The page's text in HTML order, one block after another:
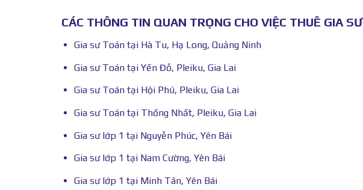
CÁC THÔNG TIN QUAN TRỌNG CHO VIỆC THUÊ GIA SƯ
Gia sư Toán tại Hà Tu, Hạ Long, Quảng Ninh
Gia sư Toán tại Yến Đỗ, Pleiku, Gia Lai
Gia sư Toán tại Hội Phú, Pleiku, Gia Lai
Gia sư Toán tại Thống Nhất, Pleiku, Gia Lai
Gia sư lớp 1 tại Nguyễn Phúc, Yên Bái
Gia sư lớp 1 tại Nam Cường, Yên Bái
Gia sư lớp 1 tại Minh Tân, Yên Bái